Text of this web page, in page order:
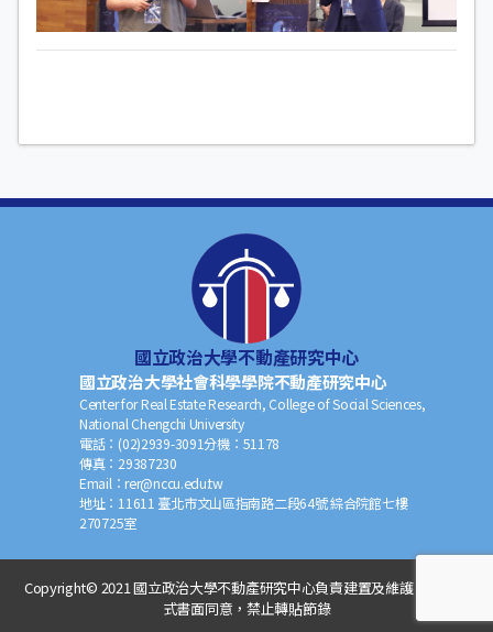
國立政治大學不動產研究中心
國立政治大學社會科學學院不動產研究中心
Center for Real Estate Research, College of Social Sciences,
National Chengchi University
電話： (02)2939-3091分機： 51178
傳真： 29387230
Email：rer@nccu.edu.tw
地址： 11611 臺北市文山區指南路二段64號 綜合院館七樓
270725室
Copyright© 2021 國立政治大學不動產研究中心負責建置及維護，非經正
式書面同意，禁止轉貼節錄